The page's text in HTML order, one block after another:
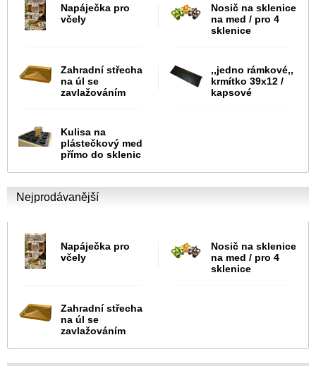
Napáječka pro
včely
Nosič na sklenice
na med / pro 4
sklenice
Zahradní střecha
na úl se
zavlažováním
,,jedno rámkové,,
krmítko 39x12 /
kapsové
Kulisa na
plástečkový med
přímo do sklenic
Nejprodávanější
Napáječka pro
včely
Nosič na sklenice
na med / pro 4
sklenice
Zahradní střecha
na úl se
zavlažováním